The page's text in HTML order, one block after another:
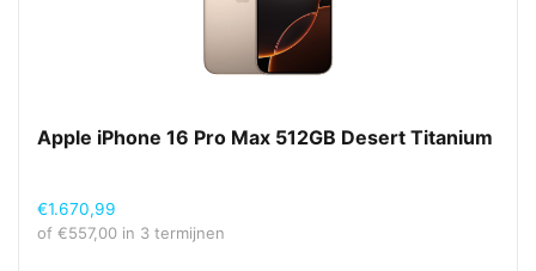
Apple iPhone 16 Pro Max 512GB Desert Titanium
€1.670,99
of €557,00 in 3 termijnen